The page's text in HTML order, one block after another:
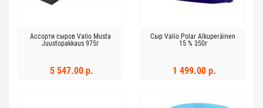
Ассорти сыров Valio Musta
Juustopakkaus 975г
5 547.00 р.
Сыр Valio Polar Alkuperäinen
15 % 350г
1 499.00 р.